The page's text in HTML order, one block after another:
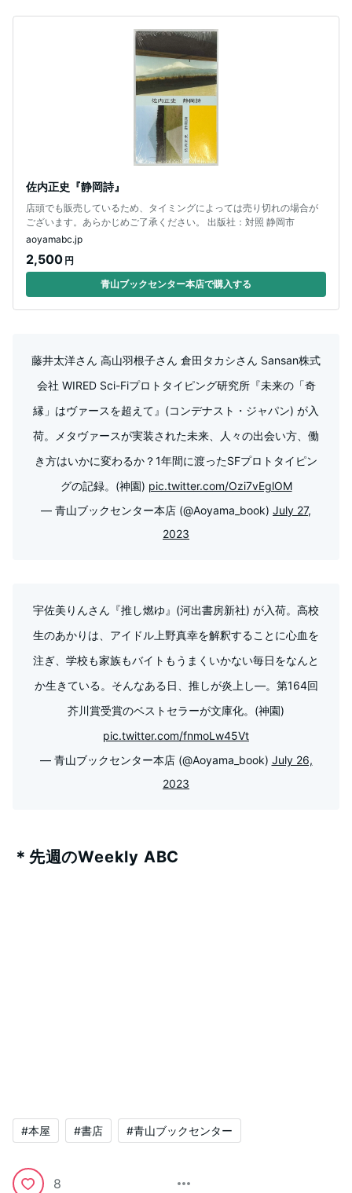
佐内正史『静岡詩』
店頭でも販売しているため、タイミングによっては売り切れの場合が
ございます。あらかじめご了承ください。 出版社：対照 静岡市
aoyamabc.jp
2,500 円
青山ブックセンター本店で購入する
藤井太洋さん 高山羽根子さん 倉田タカシさん Sansan株式
会社 WIRED Sci-Fiプロトタイピング研究所『未来の「奇
縁」はヴァースを超えて』(コンデナスト・ジャパン) が入
荷。メタヴァースが実装された未来、人々の出会い方、働
き方はいかに変わるか？1年間に渡ったSFプロトタイピン
グの記録。(神園) pic.twitter.com/Ozi7vEglOM
— 青山ブックセンター本店 (@Aoyama_book) July 27,
2023
宇佐美りんさん『推し燃ゆ』(河出書房新社) が入荷。高校
生のあかりは、アイドル上野真幸を解釈することに心血を
注ぎ、学校も家族もバイトもうまくいかない毎日をなんと
か生きている。そんなある日、推しが炎上し―。第164回
芥川賞受賞のベストセラーが文庫化。(神園)
pic.twitter.com/fnmoLw45Vt
— 青山ブックセンター本店 (@Aoyama_book) July 26,
2023
＊先週のWeekly ABC
#本屋 #書店 #青山ブックセンター
8